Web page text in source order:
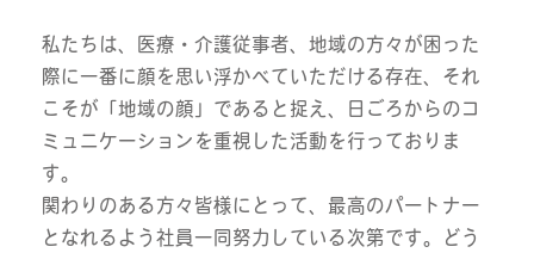
私たちは、医療・介護従事者、地域の方々が困った
際に一番に顔を思い浮かべていただける存在、それ
こそが「地域の顔」であると捉え、日ごろからのコ
ミュニケーションを重視した活動を行っておりま
す。
関わりのある方々皆様にとって、最高のパートナー
となれるよう社員一同努力している次第です。どう